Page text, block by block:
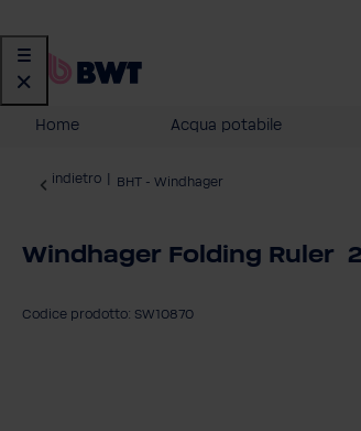
Home Acqua potabile
indietro BHT - Windhager
Windhager Folding Ruler
Codice prodotto: SW10870